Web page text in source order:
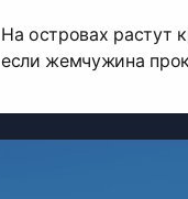
На островах растут
если жемчужина